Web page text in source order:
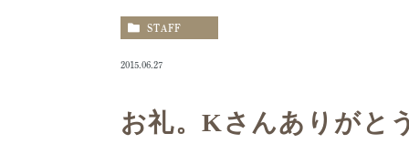
STAFF
2015.06.27
お礼。Kさんありがと